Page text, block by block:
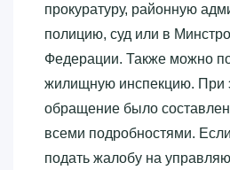
прокуратуру, районную
полицию, суд или в
Федерации. Также можно
жилищную инспекцию. При
обращение было
всеми подробностями.
подать жалобу на